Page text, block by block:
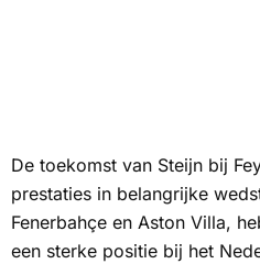
De toekomst van Steijn bij
prestaties in belangrijke
Fenerbahçe en Aston Villa,
een sterke positie bij het